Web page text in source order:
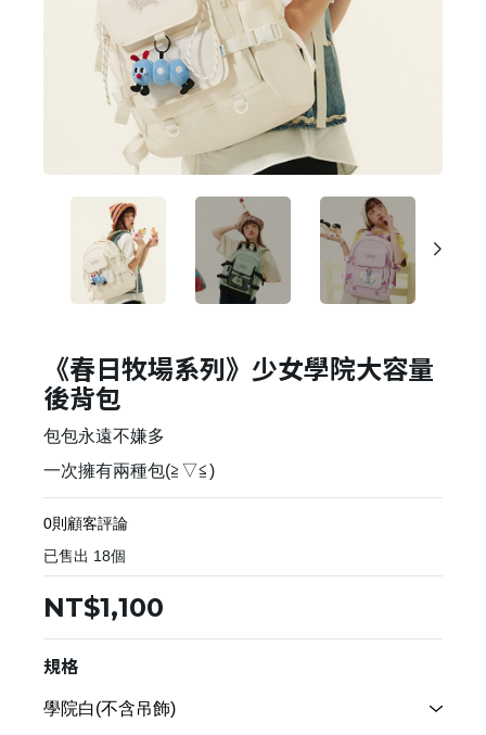
《春日牧場系列》少女學院大容量
後背包
包包永遠不嫌多
一次擁有兩種包(≧▽≦)
0則顧客評論
已售出 18個
NT$1,100
規格